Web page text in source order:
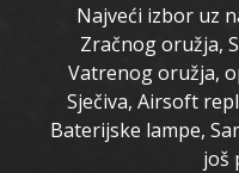
Najveći izbor uz
Zračnog oružja,
Vatrenog oružja,
Sječiva, Airsoft
Baterijske lampe,
još